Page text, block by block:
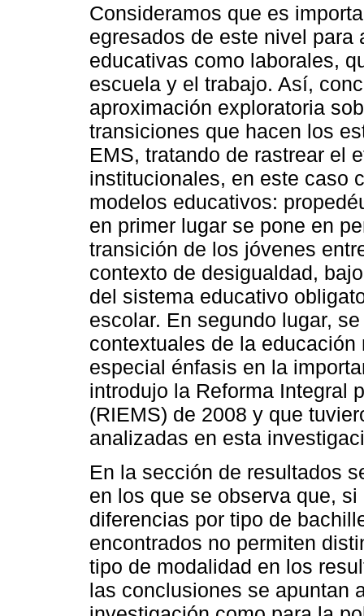
Consideramos que es
egresados de este nivel
educativas como laborales,
escuela y el trabajo. Así,
aproximación exploratoria
transiciones que hacen los
EMS, tratando de rastrear el
institucionales, en este caso
modelos educativos:
en primer lugar se pone en
transición de los jóvenes
contexto de desigualdad,
del sistema educativo
escolar. En segundo lugar,
contextuales de la
especial énfasis en la
introdujo la Reforma Integral
(RIEMS) de 2008 y que
analizadas en esta
En la sección de resultados
en los que se observa que,
diferencias por tipo de
encontrados no permiten
tipo de modalidad en los
las conclusiones se apuntan